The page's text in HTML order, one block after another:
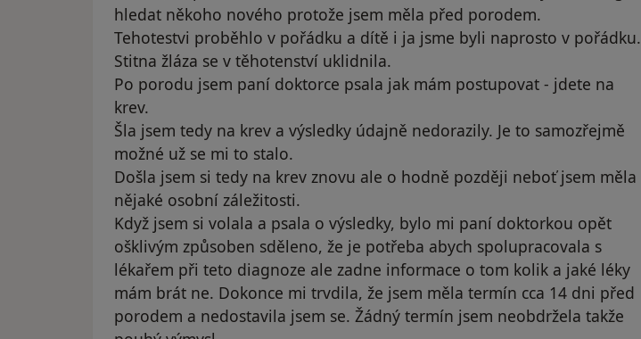
hledat někoho nového protože jsem měla před porodem.
Tehotestvi proběhlo v pořádku a dítě i ja jsme byli naprosto v pořádku.
Stitna žláza se v těhotenství uklidnila.
Po porodu jsem paní doktorce psala jak mám postupovat - jdete na
krev.
Šla jsem tedy na krev a výsledky údajně nedorazily. Je to samozřejmě
možné už se mi to stalo.
Došla jsem si tedy na krev znovu ale o hodně později neboť jsem měla
nějaké osobní záležitosti.
Když jsem si volala a psala o výsledky, bylo mi paní doktorkou opět
ošklivým způsoben sděleno, že je potřeba abych spolupracovala s
lékařem při teto diagnoze ale zadne informace o tom kolik a jaké léky
mám brát ne. Dokonce mi trvdila, že jsem měla termín cca 14 dni před
porodem a nedostavila jsem se. Žádný termín jsem neobdržela takže